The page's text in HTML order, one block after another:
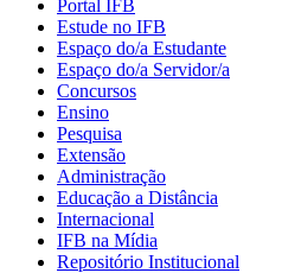
Portal IFB
Estude no IFB
Espaço do/a Estudante
Espaço do/a Servidor/a
Concursos
Ensino
Pesquisa
Extensão
Administração
Educação a Distância
Internacional
IFB na Mídia
Repositório Institucional